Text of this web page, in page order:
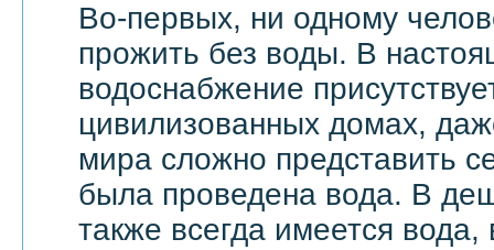
Во-первых, ни одному
прожить без воды. В
водоснабжение
цивилизованных домах,
мира сложно представить
была проведена вода. В
также всегда имеется